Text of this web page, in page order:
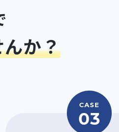
か？
CASE
03